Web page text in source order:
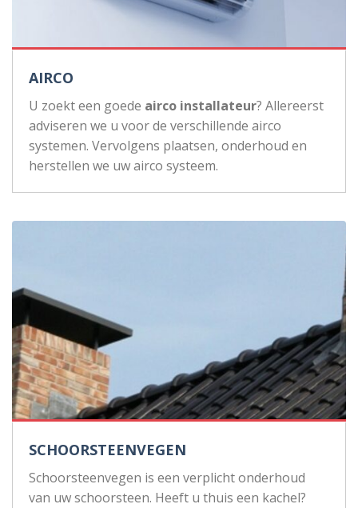
AIRCO
U zoekt een goede airco installateur? Allereerst
adviseren we u voor de verschillende airco
systemen. Vervolgens plaatsen, onderhoud en
herstellen we uw airco systeem.
SCHOORSTEENVEGEN
Schoorsteenvegen is een verplicht onderhoud
van uw schoorsteen. Heeft u thuis een kachel?